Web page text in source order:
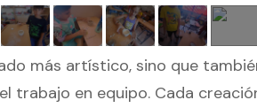
más artístico, sino que
trabajo en equipo. Cada